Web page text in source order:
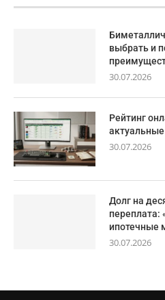
выбрать и
30.07.2026
Рейтинг
30.07.2026
Долг на
переплата:
ипотечные
30.07.2026